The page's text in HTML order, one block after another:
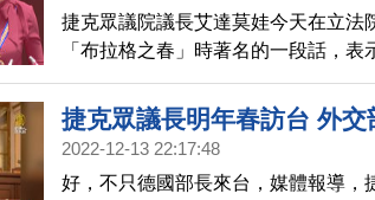
捷克眾議院議長艾達莫娃今天在立法
「布拉格之春」時著名的一段話，
同舟共濟，彰顯民主陣營的團結決心
立法院長游錫?也熱情回應說，自由
也會堅定的與捷克同在。
捷克眾議長明年春訪台 外交
2022-12-13 22:17:48
好，不只德國部長來台，媒體報導，